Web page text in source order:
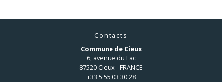
Contacts
Commune de Cieux
6, avenue du Lac
87520 Cieux - FRANCE
+33 5 55 03 30 28